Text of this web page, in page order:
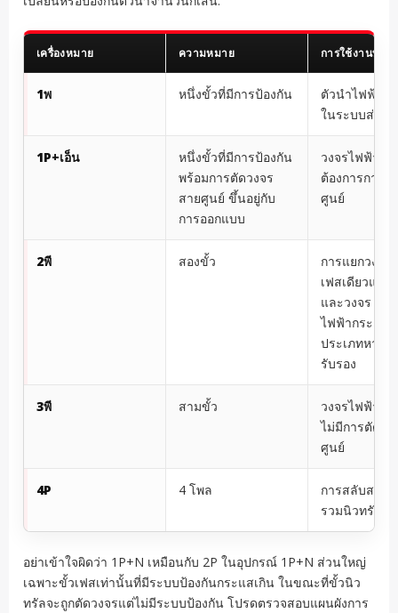
เครื่องหมาย ความหมาย การใช้งานทั่วไ
1พ หนึ่งขั้วที่มีการป้องกัน
ตัวนำไฟฟ้าเฟ
ในระบบส่วน
1P+เอ็น
หนึ่งขั้วที่มีการป้องกัน
พร้อมการตัดวงจร
สายศูนย์ ขึ้นอยู่กับ
การออกแบบ
วงจรไฟฟ้าเฟ
ต้องการการแ
ศูนย์
2พี สองขั้ว
การแยกวงจร
เฟสเดียวแบบ
และวงจร
ไฟฟ้ากระแส
ประเภทหากไ
รับรอง
3พี สามขั้ว
วงจรไฟฟ้าส
ไม่มีการตัดวง
ศูนย์
4P 4 โพล
การสลับสาย
รวมนิวทรัล
อย่าเข้าใจผิดว่า 1P+N เหมือนกับ 2P ในอุปกรณ์ 1P+N ส่วนใหญ่
เฉพาะขั้วเฟสเท่านั้นที่มีระบบป้องกันกระแสเกิน ในขณะที่ขั้วนิว
ทรัลจะถูกตัดวงจรแต่ไม่มีระบบป้องกัน โปรดตรวจสอบแผนผังการ